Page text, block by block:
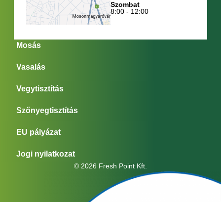
Mosás
Vasalás
Vegytisztítás
Szőnyegtisztítás
EU pályázat
Jogi nyilatkozat
Szombat
8:00 - 12:00
© 2026 Fresh Point Kft.